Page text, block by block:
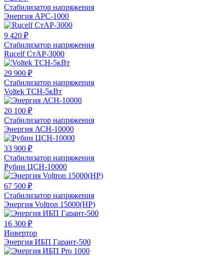
Стабилизатор напряжения
Энергия АРС-1000
9 420 ₽
Стабилизатор напряжения
Rucelf СтАР-3000
29 900 ₽
Стабилизатор напряжения
Voltek ТСН-5кВт
20 100 ₽
Стабилизатор напряжения
Энергия АСН-10000
33 900 ₽
Стабилизатор напряжения
Рубин ЦСН-10000
67 500 ₽
Стабилизатор напряжения
Энергия Voltron 15000(HP)
16 300 ₽
Инвертор
Энергия ИБП Гарант-500